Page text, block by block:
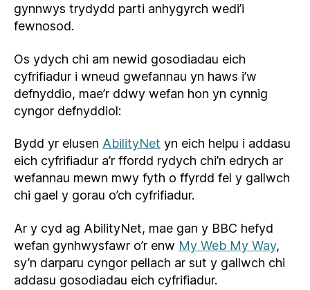
gynnwys trydydd parti anhygyrch wedi’i
fewnosod.
Os ydych chi am newid gosodiadau eich
cyfrifiadur i wneud gwefannau yn haws i’w
defnyddio, mae’r ddwy wefan hon yn cynnig
cyngor defnyddiol:
Bydd yr elusen AbilityNet yn eich helpu i addasu
eich cyfrifiadur a’r ffordd rydych chi’n edrych ar
wefannau mewn mwy fyth o ffyrdd fel y gallwch
chi gael y gorau o’ch cyfrifiadur.
Ar y cyd ag AbilityNet, mae gan y BBC hefyd
wefan gynhwysfawr o’r enw My Web My Way,
sy’n darparu cyngor pellach ar sut y gallwch chi
addasu gosodiadau eich cyfrifiadur.